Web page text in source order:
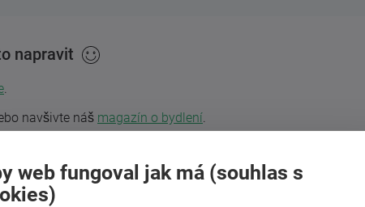
napravit
.
navšivte náš magazín o bydlení.
web fungoval jak má (souhlas s